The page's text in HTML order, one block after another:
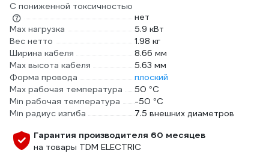
С пониженной токсичностью
нет
Max нагрузка
5.9 кВт
Вес нетто
1.98 кг
Ширина кабеля
8.66 мм
Мах высота кабеля
5.63 мм
Форма провода
плоский
Max рабочая температура
50 °С
Min рабочая температура
-50 °С
Min радиус изгиба
7.5 внешних диаметров
Гарантия производителя 60 месяцев
на товары TDM ELECTRIC